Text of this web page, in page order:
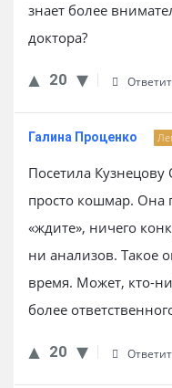
знает более
доктора?
20
Галина Проценко
Посетила Кузнецову
просто кошмар. Она
«ждите», ничего
ни анализов. Такое
время. Может, кто-
более
20